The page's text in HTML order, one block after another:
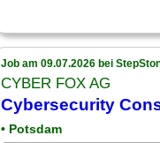
Job am 09.07.2026 bei
CYBER FOX AG
Cybersecurity
• Potsdam